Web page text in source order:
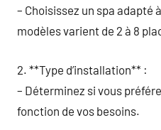
– Choisissez un spa adapté
modèles varient de 2 à 8
2. **Type d’installation** :
– Déterminez si vous
fonction de vos besoins.